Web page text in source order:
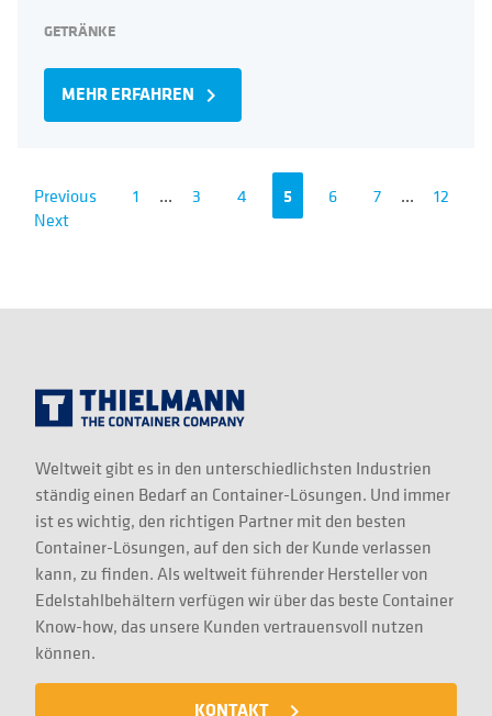
GETRÄNKE
MEHR ERFAHREN navigate_next
Previous 1 ... 3 4 5 6 7 ...
12
Next
Weltweit gibt es in den unterschiedlichsten Industrien
ständig einen Bedarf an Container-Lösungen. Und immer
ist es wichtig, den richtigen Partner mit den besten
Container-Lösungen, auf den sich der Kunde verlassen
kann, zu finden. Als weltweit führender Hersteller von
Edelstahlbehältern verfügen wir über das beste Container
Know-how, das unsere Kunden vertrauensvoll nutzen
können.
KONTAKT